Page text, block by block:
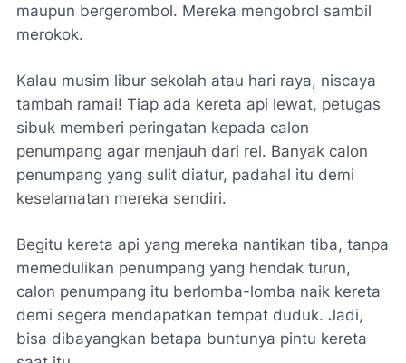
maupun bergerombol. Mereka mengobrol sambil
merokok.
Kalau musim libur sekolah atau hari raya, niscaya
tambah ramai! Tiap ada kereta api lewat, petugas
sibuk memberi peringatan kepada calon
penumpang agar menjauh dari rel. Banyak calon
penumpang yang sulit diatur, padahal itu demi
keselamatan mereka sendiri.
Begitu kereta api yang mereka nantikan tiba, tanpa
memedulikan penumpang yang hendak turun,
calon penumpang itu berlomba-lomba naik kereta
demi segera mendapatkan tempat duduk. Jadi,
bisa dibayangkan betapa buntunya pintu kereta